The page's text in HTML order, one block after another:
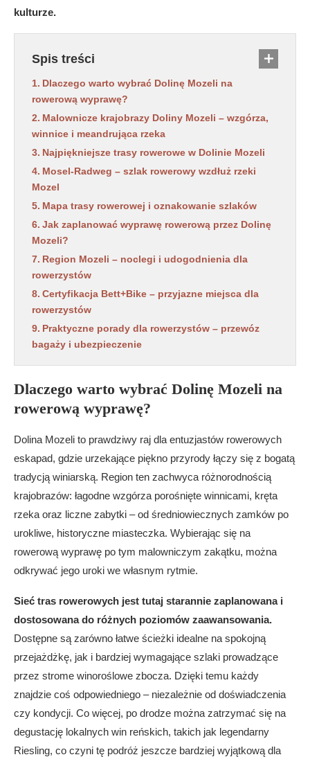
kulturze.
Spis treści
Dlaczego warto wybrać Dolinę Mozeli na
rowerową wyprawę?
Malownicze krajobrazy Doliny Mozeli – wzgórza,
winnice i meandrująca rzeka
Najpiękniejsze trasy rowerowe w Dolinie Mozeli
Mosel-Radweg – szlak rowerowy wzdłuż rzeki
Mozel
Mapa trasy rowerowej i oznakowanie szlaków
Jak zaplanować wyprawę rowerową przez Dolinę
Mozeli?
Region Mozeli – noclegi i udogodnienia dla
rowerzystów
Certyfikacja Bett+Bike – przyjazne miejsca dla
rowerzystów
Praktyczne porady dla rowerzystów – przewóz
bagaży i ubezpieczenie
Dlaczego warto wybrać Dolinę Mozeli na
rowerową wyprawę?
Dolina Mozeli to prawdziwy raj dla entuzjastów rowerowych
eskapad, gdzie urzekające piękno przyrody łączy się z bogatą
tradycją winiarską. Region ten zachwyca różnorodnością
krajobrazów: łagodne wzgórza porośnięte winnicami, kręta
rzeka oraz liczne zabytki – od średniowiecznych zamków po
urokliwe, historyczne miasteczka. Wybierając się na
rowerową wyprawę po tym malowniczym zakątku, można
odkrywać jego uroki we własnym rytmie.
Sieć tras rowerowych jest tutaj starannie zaplanowana i
dostosowana do różnych poziomów zaawansowania.
Dostępne są zarówno łatwe ścieżki idealne na spokojną
przejażdżkę, jak i bardziej wymagające szlaki prowadzące
przez strome winoroślowe zbocza. Dzięki temu każdy
znajdzie coś odpowiedniego – niezależnie od doświadczenia
czy kondycji. Co więcej, po drodze można zatrzymać się na
degustację lokalnych win reńskich, takich jak legendarny
Riesling, co czyni tę podróż jeszcze bardziej wyjątkową dla